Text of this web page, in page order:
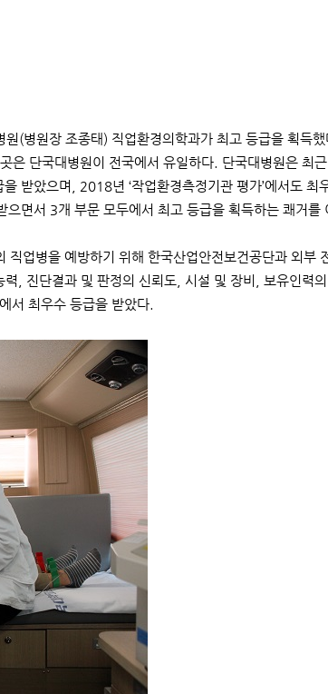
(병원장 조종태) 직업환경의학과가 최고 등급을 획득
은 단국대병원이 전국에서 유일하다. 단국대병원은 최
받았으며, 2018년 ‘작업환경측정기관 평가’에서도 최
면서 3개 부문 모두에서 최고 등급을 획득하는 쾌거를
직업병을 예방하기 위해 한국산업안전보건공단과 외부
, 진단결과 및 판정의 신뢰도, 시설 및 장비, 보유인력
서 최우수 등급을 받았다.